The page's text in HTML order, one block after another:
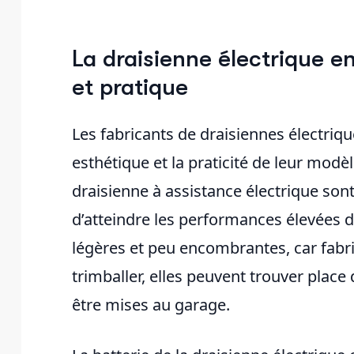
La draisienne électrique
et pratique
Les fabricants de draisiennes
esthétique et la praticité de leur
draisienne à assistance électrique
d’atteindre les performances élevées
légères et peu encombrantes, car
trimballer, elles peuvent trouver
être mises au garage.